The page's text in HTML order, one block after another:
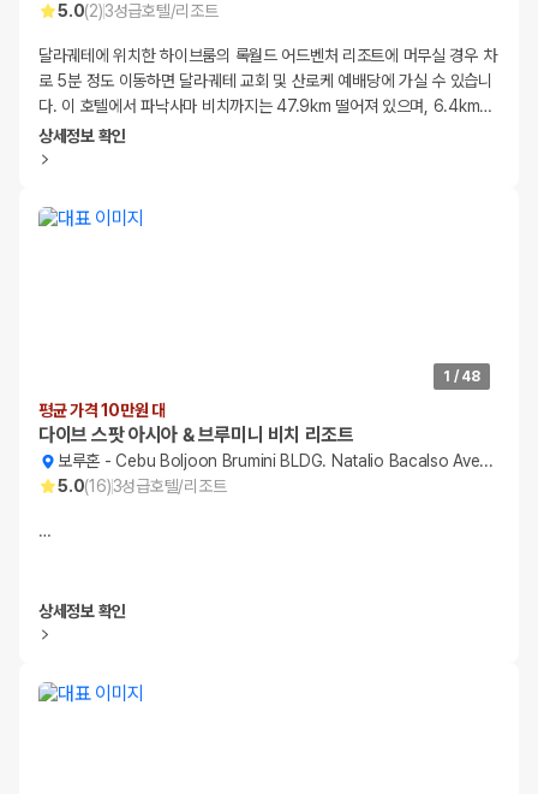
5.0(2)3성급호텔/리조트
달라궤테에 위치한 하이브룸의 록월드 어드벤처 리조트에 머무실 경우 차
로 5분 정도 이동하면 달라궤테 교회 및 산로케 예배당에 가실 수 있습니
다. 이 호텔에서 파낙사마 비치까지는 47.9km 떨어져 있으며, 6.4km…
상세정보 확인
1 / 48
평균 가격 10만원 대
다이브 스팟 아시아 & 브루미니 비치 리조트
보루혼 -Cebu Boljoon Brumini BLDG. Natalio Bacalso Avenue
5.0(16)3성급호텔/리조트
…
상세정보 확인